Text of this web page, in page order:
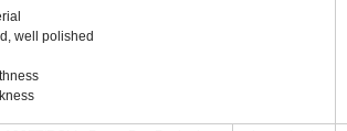
well polished